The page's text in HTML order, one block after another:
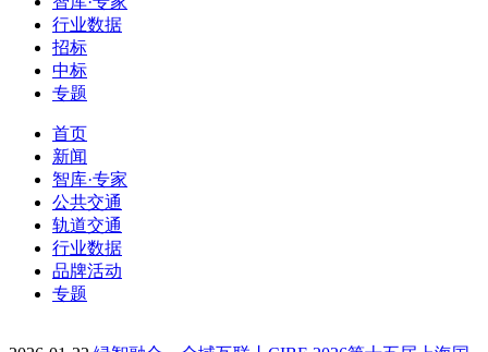
行业数据
招标
中标
专题
首页
新闻
智库·专家
公共交通
轨道交通
行业数据
品牌活动
专题